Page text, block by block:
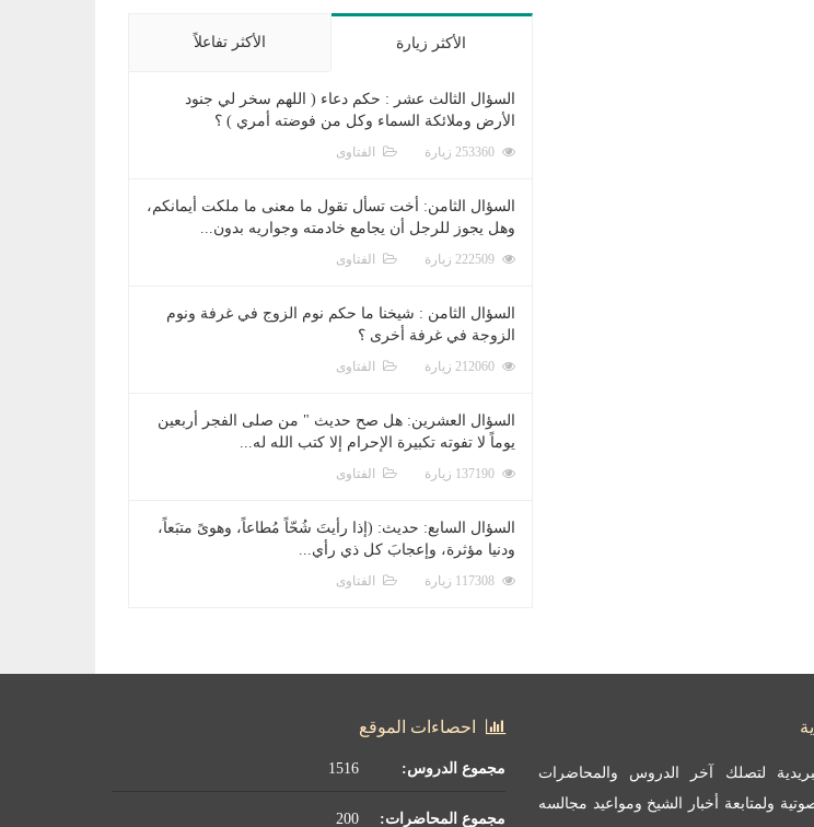
الأكثر زيارة الأكثر تفاعلاً
السؤال الثالث عشر : حكم دعاء ( اللهم سخر لي جنود
الأرض وملائكة السماء وكل من فوضته أمري ) ؟
الفتاوى
السؤال الثامن: أخت تسأل تقول ما معنى ما ملكت أيمانكم،
وهل يجوز للرجل أن يجامع خادمته وجواريه بدون...
الفتاوى
السؤال الثامن : شيخنا ما حكم نوم الزوج في غرفة ونوم
الزوجة في غرفة أخرى ؟
الفتاوى
السؤال العشرين: هل صح حديث " من صلى الفجر أربعين
يوماً لا تفوته تكبيرة الإحرام إلا كتب الله له...
الفتاوى
السؤال السابع: حديث: (إذا رأيتَ شُحّاً مُطاعاً، وهوىً متبَعاً،
ودنيا مؤثرة، وإعجابَ كل ذي رأي...
الفتاوى
لتصلك آخر الدروس والمحاضرات
ولمتابعة أخبار الشيخ ومواعيد مجالسه
احصاءات الموقع
مجموع الدروس:
مجموع المحاضرات: